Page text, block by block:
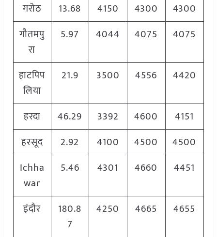
गरोठ 13.68 4150 4300
4300
गौतमपु
रा
5.97 4044 4075 4075
हाटपिप
लिया
21.9 3500 4556 4420
हरदा 46.29 3392 4600
4151
हरसूद
2.92 4100 4500
4500
Ichha
war
5.46 4301 4660 4451
इंदौर
180.8
7
4250 4665 4655